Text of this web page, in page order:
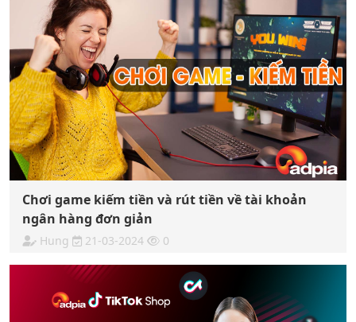
Chơi game kiếm tiền và rút tiền về tài khoản
ngân hàng đơn giản
Hung 21-03-2024 0